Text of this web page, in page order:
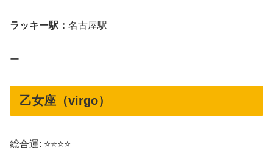
ラッキー駅： 名古屋駅
ー
乙女座（virgo）
総合運: ⭐⭐⭐⭐